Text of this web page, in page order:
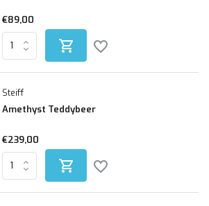
€89,00
Steiff
Amethyst Teddybeer
€239,00